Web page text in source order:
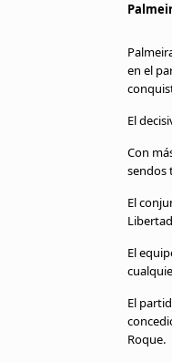
Administrar
Contáctanos
en el
El
Con
sendos
El
El
El
Roque.